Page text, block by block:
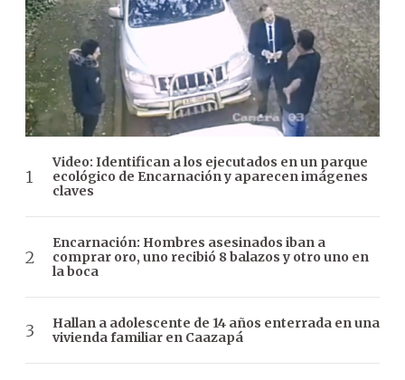
Video: Identifican a los ejecutados en un parque
ecológico de Encarnación y aparecen imágenes
claves
Encarnación: Hombres asesinados iban a
comprar oro, uno recibió 8 balazos y otro uno en
la boca
Hallan a adolescente de 14 años enterrada en una
vivienda familiar en Caazapá